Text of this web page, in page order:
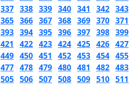
337 338 339 340 341 342 343
365 366 367 368 369 370 371
393 394 395 396 397 398 399
421 422 423 424 425 426 427
449 450 451 452 453 454 455
477 478 479 480 481 482 483
505 506 507 508 509 510 511